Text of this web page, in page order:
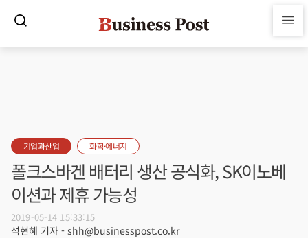
기업과산업 화학·에너지
폴크스바겐 배터리 생산 공식화, SK이노베
이션과 제휴 가능성
2019-05-14 15:33:15
석현혜 기자 - shh@businesspost.co.kr